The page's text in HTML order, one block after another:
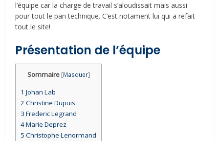
l’équipe car la charge de travail s’aloudissait mais aussi
pour tout le pan technique. C’est notament lui qui a refait
tout le site!
Présentation de l’équipe
Sommaire [Masquer]
1 Johan Lab
2 Christine Dupuis
3 Frederic Legrand
4Marie Deprez
5 Christophe Lenormand